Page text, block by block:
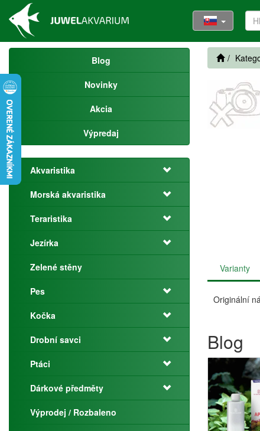
Blog
Novinky
Akcia
Výpredaj
Akvaristika
Morská akvaristika
Teraristika
Jezírka
Zelené stěny
Pes
Kočka
Drobní savci
Ptáci
Dárkové předměty
Výprodej / Rozbaleno
Varianty
Originální
Blog